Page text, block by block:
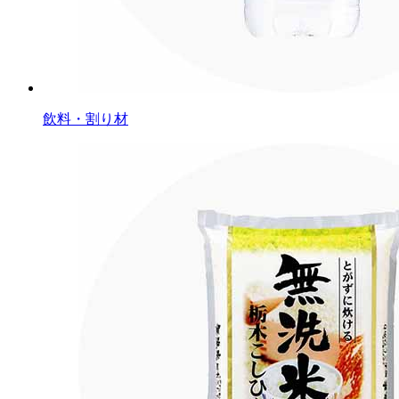
飲料・割り材